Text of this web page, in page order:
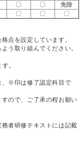
〇 〇
免除
〇 〇
〇
点を設定しています。
う取り組んでください。
。
、※印は修了認定科目で
ので、ご了承の程お願い
者研修テキストには記載